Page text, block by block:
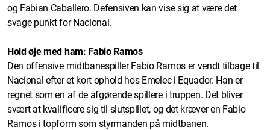
og Fabian Caballero. Defensiven kan vise sig at være det
svage punkt for Nacional.
Hold øje med ham: Fabio Ramos
Den offensive midtbanespiller Fabio Ramos er vendt tilbage til
Nacional efter et kort ophold hos Emelec i Equador. Han er
regnet som en af de afgørende spillere i truppen. Det bliver
svært at kvalificere sig til slutspillet, og det kræver en Fabio
Ramos i topform som styrmanden på midtbanen.